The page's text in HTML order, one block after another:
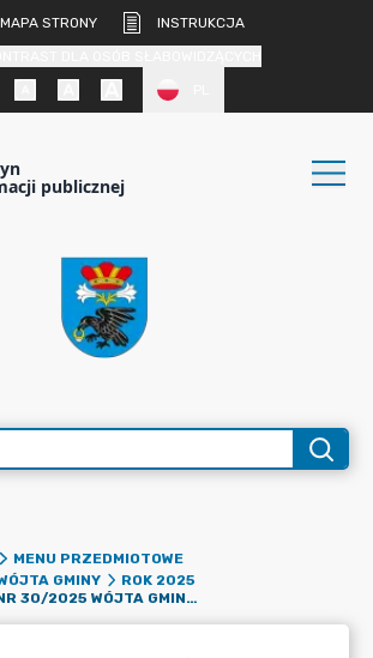
MAPA STRONY
INSTRUKCJA
publicznej
MENU PRZEDMIOTOWE
GMINY
ROK 2025
ZARZĄDZENIE NR 30/2025 WÓJTA GMINY RADZIEJOWICE Z DNIA 18 MARCA 2025 R. W SPRAWIE ZMIANY ZARZĄDZENIA NR 19/2025 WÓJTA GMINY RADZIEJOWICE Z DNIA 28 LUTEGO 2025 R. W SPRAWIE UTWORZENIA WYDZIELONEGO RACHUNKU DOCHODÓW I WYDATKÓW PRZEZNACZONYCH NA RZECZ POMOCY OBYWATELOM UKRAINY DOTKNIĘTYM KONFLIKTEM ZBROJNYM NA TERYTORIUM UKRAINY